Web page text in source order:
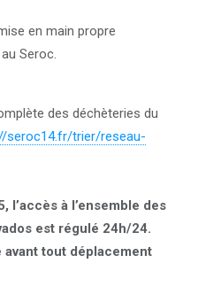
en main propre
Seroc.
des déchèteries du
seroc14.fr/trier/reseau-
l’accès à l’ensemble des
est régulé 24h/24.
avant tout déplacement